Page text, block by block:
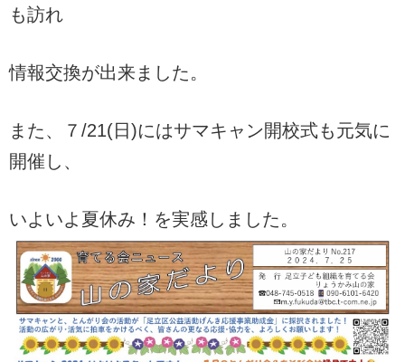
も訪れ
情報交換が出来ました。
また、７/21(日)にはサマキャン開校式も元気に
開催し、
いよいよ夏休み！を実感しました。